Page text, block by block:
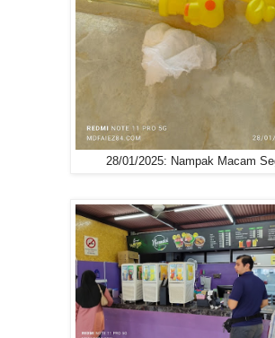
28/01/2025: Nampak Macam